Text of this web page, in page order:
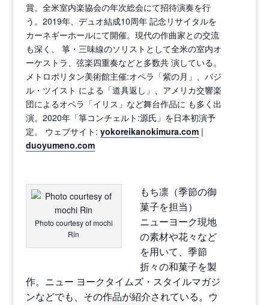
賞。全米室内楽協会の年次総会にて招待演奏を行
う。2019年、デュオ結成10周年 記念リサイタルを
カーネギーホールにて開催。現代の作曲家との交流
も深く、 箏・三味線のソリストとして全米の室内オ
ーケストラ、弦楽四重奏などと多数共 演している。
メトロポリタン美術館主催:オペラ「紫の月」、バジ
ル・ツイスト による「道具返し」、アメリカ交響楽
団によるオペラ「イリス」など舞台作品に も多く出
演。2020年「箏コンチェルト:源氏」を日本初演予
定。 ウェブサイト: yokoreikanokimura.com|
duoyumeno.com
Photo courtesy of mochi
Rin
もち凛（季節の御
菓子を担当）
ニューヨーク現地
の素材や花々など
を用いて、季節
折々の和菓子を製
作。ニュー ヨークタイムズ・スタイルマガジ
ンなどでも、その作品が紹介されている。ウ